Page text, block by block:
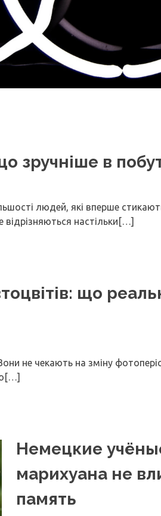
зручніше в
людей, які вперше
настільки[…]
що
не чекають на зміну
Немецкие
марихуана не
память